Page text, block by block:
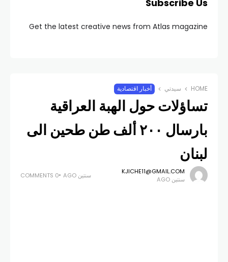
Subscribe Us
Get the latest creative news from Atlas magazine
HOME سيدتي أخبار اقتصادية
تساؤلات حول الهبة العراقية
بارسال ٢٠٠ ألف طن طحين الى
لبنان
KJICHE11@GMAIL.COM
سنتين AGO
سنتين AGO 0 COMMENTS